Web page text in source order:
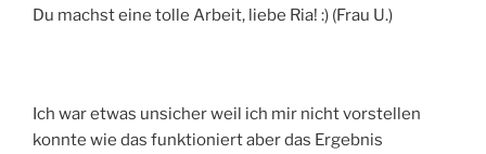
Du machst eine tolle Arbeit, liebe Ria! :) (Frau U.)
Ich war etwas unsicher weil ich mir nicht vorstellen
konnte wie das funktioniert aber das Ergebnis